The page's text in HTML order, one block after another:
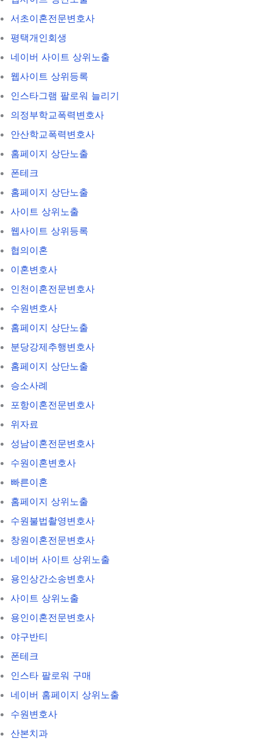
서초이혼전문변호사
평택개인회생
네이버 사이트 상위노출
웹사이트 상위등록
인스타그램 팔로워 늘리기
의정부학교폭력변호사
안산학교폭력변호사
홈페이지 상단노출
폰테크
홈페이지 상단노출
사이트 상위노출
웹사이트 상위등록
협의이혼
이혼변호사
인천이혼전문변호사
수원변호사
홈페이지 상단노출
분당강제추행변호사
홈페이지 상단노출
승소사례
포항이혼전문변호사
위자료
성남이혼전문변호사
수원이혼변호사
빠른이혼
홈페이지 상위노출
수원불법촬영변호사
창원이혼전문변호사
네이버 사이트 상위노출
용인상간소송변호사
사이트 상위노출
용인이혼전문변호사
야구반티
폰테크
인스타 팔로워 구매
네이버 홈페이지 상위노출
수원변호사
산본치과